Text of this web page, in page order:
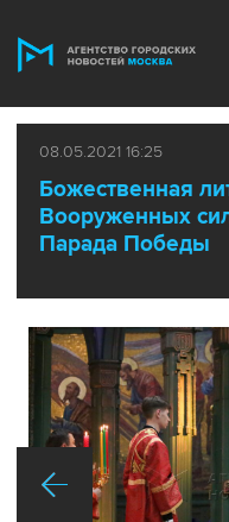
08.05.2021 16:25
Божественная
Вооруженных
Парада Победы